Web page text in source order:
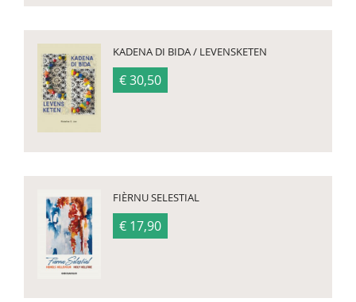
KADENA DI BIDA / LEVENSKETEN
€ 30,50
FIÈRNU SELESTIAL
€ 17,90